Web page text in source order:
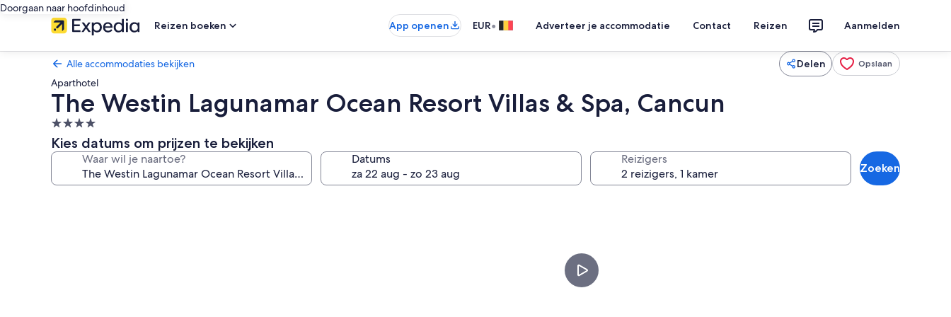
Doorgaan naar hoofdinhoud
Reizen boeken
App openen EUR• Adverteer je accommodatie Contact Reizen Aanmelden
Alle accommodaties bekijken Delen Opslaan
Aparthotel
The Westin Lagunamar Ocean Resort Villas & Spa, Cancun
4.0-
sterrenaccommodatie
Kies datums om prijzen te bekijken
Waar wil je naartoe? Datums Reizigers
Zoeken